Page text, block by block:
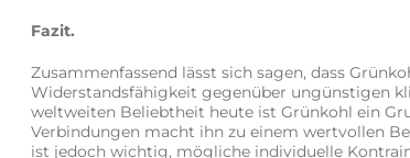
Fazit.
Zusammenfassend lässt sich sagen, dass
Widerstandsfähigkeit gegenüber ungünstigen
weltweiten Beliebtheit heute ist Grünkohl ein
Verbindungen macht ihn zu einem wertvollen
ist jedoch wichtig, mögliche individuelle